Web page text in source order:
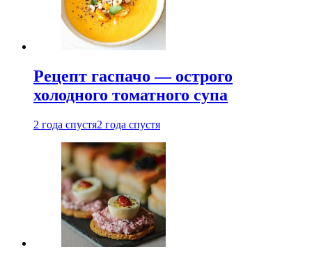
Рецепт гаспачо — острого
холодного томатного супа
2 года спустя2 года спустя